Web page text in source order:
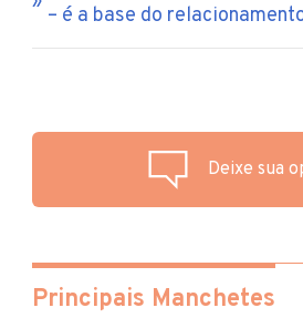
– é a base do
Deixe sua
Principais Manchetes